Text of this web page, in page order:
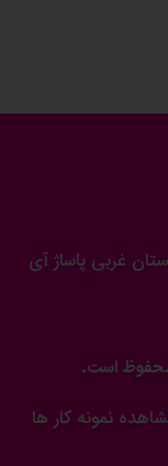
، 20 متری گلستان غربی پاساژ آی
نمونه کار ها